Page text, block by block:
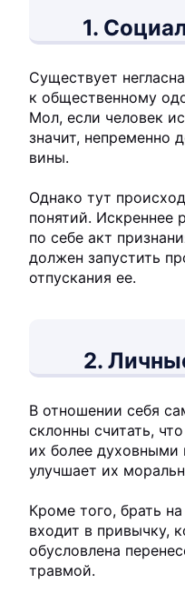
1.
Существует
к общественному
Мол, если человек
значит, непременно
вины.
Однако тут
понятий. Искреннее
по себе акт
должен запустить
отпускания ее.
2.
В отношении себя
склонны считать,
их более духовными
улучшает их
Кроме того, брать
входит в привычку,
обусловлена
травмой.